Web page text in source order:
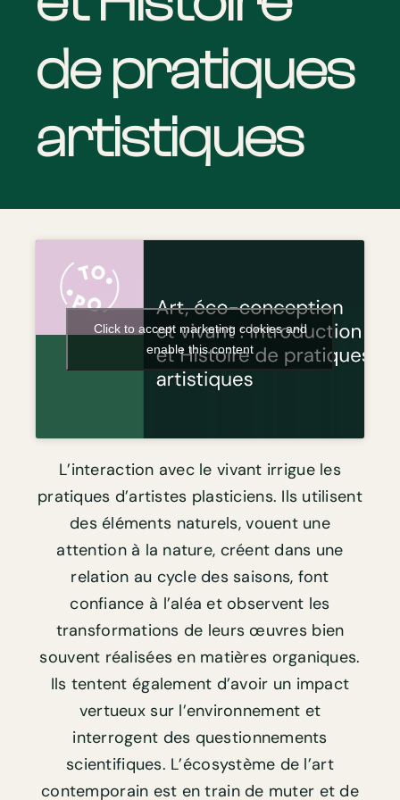
de pratiques
artistiques
Click to accept marketing cookies and
enable this content
L’interaction avec le vivant irrigue les
pratiques d’artistes plasticiens. Ils utilisent
des éléments naturels, vouent une
attention à la nature, créent dans une
relation au cycle des saisons, font
confiance à l’aléa et observent les
transformations de leurs œuvres bien
souvent réalisées en matières organiques.
Ils tentent également d’avoir un impact
vertueux sur l’environnement et
interrogent des questionnements
scientifiques. L’écosystème de l’art
contemporain est en train de muter et de